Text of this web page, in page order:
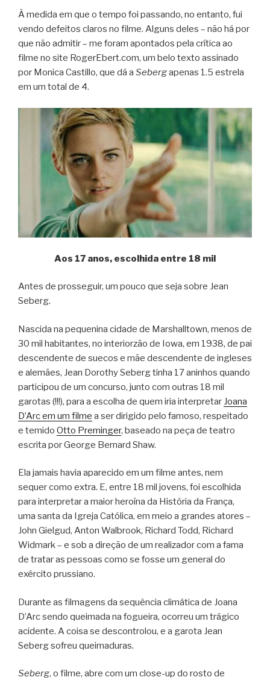
À medida em que o tempo foi passando, no entanto, fui
vendo defeitos claros no filme. Alguns deles – não há por
que não admitir – me foram apontados pela crítica ao
filme no site RogerEbert.com, um belo texto assinado
por Monica Castillo, que dá a Sebergapenas 1.5 estrela
em um total de 4.
Aos 17 anos, escolhida entre 18 mil
Antes de prosseguir, um pouco que seja sobre Jean
Seberg.
Nascida na pequenina cidade de Marshalltown, menos de
30 mil habitantes, no interiorzão de Iowa, em 1938, de pai
descendente de suecos e mãe descendente de ingleses
e alemães, Jean Dorothy Seberg tinha 17 aninhos quando
participou de um concurso, junto com outras 18 mil
garotas (!!!), para a escolha de quem iria interpretar Joana
D’Arc em um filme a ser dirigido pelo famoso, respeitado
e temido Otto Preminger, baseado na peça de teatro
escrita por George Bernard Shaw.
Ela jamais havia aparecido em um filme antes, nem
sequer como extra. E, entre 18 mil jovens, foi escolhida
para interpretar a maior heroína da História da França,
uma santa da Igreja Católica, em meio a grandes atores –
John Gielgud, Anton Walbrook, Richard Todd, Richard
Widmark – e sob a direção de um realizador com a fama
de tratar as pessoas como se fosse um general do
exército prussiano.
Durante as filmagens da sequência climática de Joana
D’Arc sendo queimada na fogueira, ocorreu um trágico
acidente. A coisa se descontrolou, e a garota Jean
Seberg sofreu queimaduras.
Seberg, o filme, abre com um close-up do rosto de